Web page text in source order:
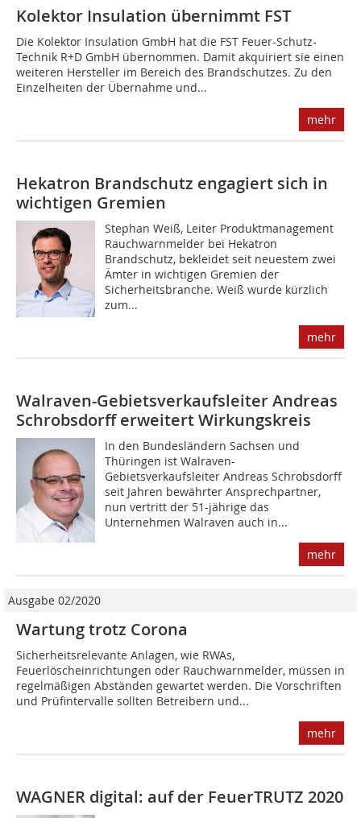
Kolektor Insulation übernimmt FST
Die Kolektor Insulation GmbH hat die FST Feuer-Schutz-
Technik R+D GmbH übernommen. Damit akquiriert sie einen
weiteren Hersteller im Bereich des Brandschutzes. Zu den
Einzelheiten der Übernahme und...
mehr
Hekatron Brandschutz engagiert sich in
wichtigen Gremien
Stephan Weiß, Leiter Produktmanagement
Rauchwarnmelder bei Hekatron
Brandschutz, bekleidet seit neuestem zwei
Ämter in wichtigen Gremien der
Sicherheitsbranche. Weiß wurde kürzlich
zum...
mehr
Walraven-Gebietsverkaufsleiter Andreas
Schrobsdorff erweitert Wirkungskreis
In den Bundesländern Sachsen und
Thüringen ist Walraven-
Gebietsverkaufsleiter Andreas Schrobsdorff
seit Jahren bewährter Ansprechpartner,
nun vertritt der 51-jährige das
Unternehmen Walraven auch in...
mehr
Ausgabe 02/2020
Wartung trotz Corona
Sicherheitsrelevante Anlagen, wie RWAs,
Feuerlöscheinrichtungen oder Rauchwarnmelder, müssen in
regelmäßigen Abständen gewartet werden. Die Vorschriften
und ­Prüfintervalle sollten Betreibern und...
mehr
WAGNER digital: auf der FeuerTRUTZ 2020